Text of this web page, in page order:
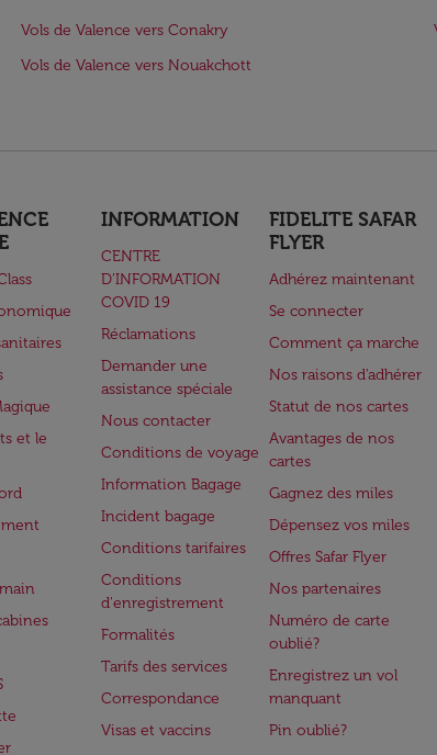
Vols de Valence vers Conakry
Vols de Valence vers Nouakchott
et le
INFORMATION
CENTRE
D’INFORMATION
COVID 19
Réclamations
Demander une
assistance spéciale
Nous contacter
Conditions de voyage
Information Bagage
Incident bagage
Conditions tarifaires
Conditions
d'enregistrement
Formalités
Tarifs des services
Correspondance
Visas et vaccins
FIDELITE SAFAR
FLYER
Adhérez maintenant
Se connecter
Comment ça marche
Nos raisons d'adhérer
Statut de nos cartes
Avantages de nos
cartes
Gagnez des miles
Dépensez vos miles
Offres Safar Flyer
Nos partenaires
Numéro de carte
oublié?
Enregistrez un vol
manquant
Pin oublié?